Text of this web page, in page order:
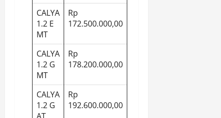
CALYA
1.2 E
MT
Rp
172.500.000,00
CALYA
1.2 G
MT
Rp
178.200.000,00
CALYA
1.2 G
Rp
192.600.000,00